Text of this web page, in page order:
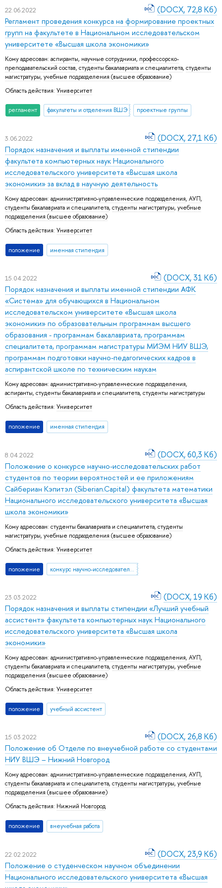
22.06.2022
Регламент проведения конкурса на формирование проектных
групп на факультете в Национальном исследовательском
университете «Высшая школа экономики»
Кому адресован: аспиранты, научные сотрудники, профессорско-
преподавательский состав, студенты бакалавриата и специалитета, студенты
магистратуры, учебные подразделения (высшее образование)
Область действия: Университет
регламент факультеты и отделения ВШЭ проектные группы
(DOCX, 72,8 Кб)
3.06.2022
Порядок назначения и выплаты именной стипендии
факультета компьютерных наук Национального
исследовательского университета «Высшая школа
экономики» за вклад в научную деятельность
Кому адресован: административно-управленческие подразделения, АУП,
студенты бакалавриата и специалитета, студенты магистратуры, учебные
подразделения (высшее образование)
Область действия: Университет
положение именная стипендия
(DOCX, 27,1 Кб)
15.04.2022
Порядок назначения и выплаты именной стипендии АФК
«Система» для обучающихся в Национальном
исследовательском университете «Высшая школа
экономики» по образовательным программам высшего
образования - программам бакалавриата, программам
специалитета, программам магистратуры МИЭМ НИУ ВШЭ,
программам подготовки научно-педагогических кадров в
аспирантской школе по техническим наукам
Кому адресован: административно-управленческие подразделения,
аспиранты, студенты бакалавриата и специалитета, студенты магистратуры
Область действия: Университет
положение именная стипендия
(DOCX, 31 Кб)
8.04.2022
Положение о конкурсе научно-исследовательских работ
студентов по теории вероятностей и ее приложениям
Сайбериан Кэпитэл (Siberian.Capital) факультета математики
Национального исследовательского университета «Высшая
школа экономики»
Кому адресован: студенты бакалавриата и специалитета, студенты
магистратуры, учебные подразделения (высшее образование)
Область действия: Университет
положение конкурс научно-исследовательских работ студентов
(DOCX, 60,3 Кб)
23.03.2022
Порядок назначения и выплаты стипендии «Лучший учебный
ассистент» факультета компьютерных наук Национального
исследовательского университета «Высшая школа
экономики»
Кому адресован: административно-управленческие подразделения, АУП,
студенты бакалавриата и специалитета, студенты магистратуры, учебные
подразделения (высшее образование)
Область действия: Университет
положение учебный ассистент
(DOCX, 19 Кб)
15.03.2022
Положение об Отделе по внеучебной работе со студентами
НИУ ВШЭ – Нижний Новгород
Кому адресован: административно-управленческие подразделения, АУП,
студенты бакалавриата и специалитета, студенты магистратуры, учебные
подразделения (высшее образование)
Область действия: Нижний Новгород
положение внеучебная работа
(DOCX, 26,8 Кб)
22.02.2022
Положение о студенческом научном объединении
Национального исследовательского университета «Высшая
(DOCX, 23,9 Кб)